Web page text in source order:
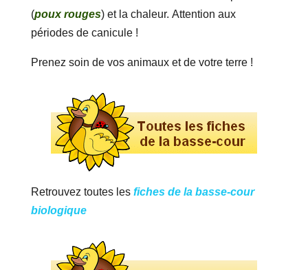
(poux rouges) et la chaleur. Attention aux
périodes de canicule !
Prenez soin de vos animaux et de votre terre !
Retrouvez toutes les fiches de la basse-cour
biologique